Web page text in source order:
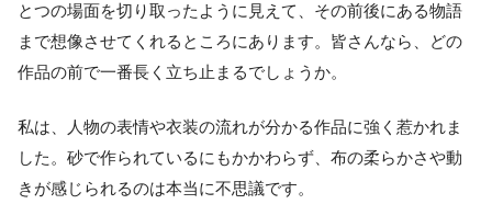
とつの場面を切り取ったように見えて、その前後にある物語
まで想像させてくれるところにあります。皆さんなら、どの
作品の前で一番長く立ち止まるでしょうか。
私は、人物の表情や衣装の流れが分かる作品に強く惹かれま
した。砂で作られているにもかかわらず、布の柔らかさや動
きが感じられるのは本当に不思議です。